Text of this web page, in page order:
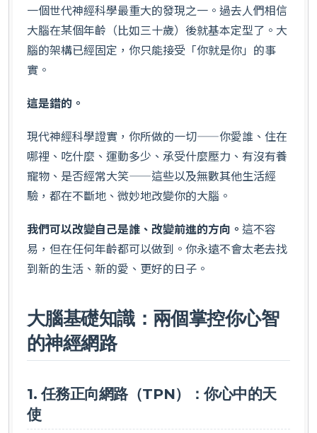
一個世代神經科學最重大的發現之一。過去人們相信
大腦在某個年齡（比如三十歲）後就基本定型了。大
腦的架構已經固定，你只能接受「你就是你」的事
實。
這是錯的。
現代神經科學證實，你所做的一切——你愛誰、住在
哪裡、吃什麼、運動多少、承受什麼壓力、有沒有養
寵物、是否經常大笑——這些以及無數其他生活經
驗，都在不斷地、微妙地改變你的大腦。
我們可以改變自己是誰、改變前進的方向。 這不容
易，但在任何年齡都可以做到。你永遠不會太老去找
到新的生活、新的愛、更好的日子。
大腦基礎知識：兩個掌控你心智
的神經網路
1. 任務正向網路（TPN）：你心中的天
使